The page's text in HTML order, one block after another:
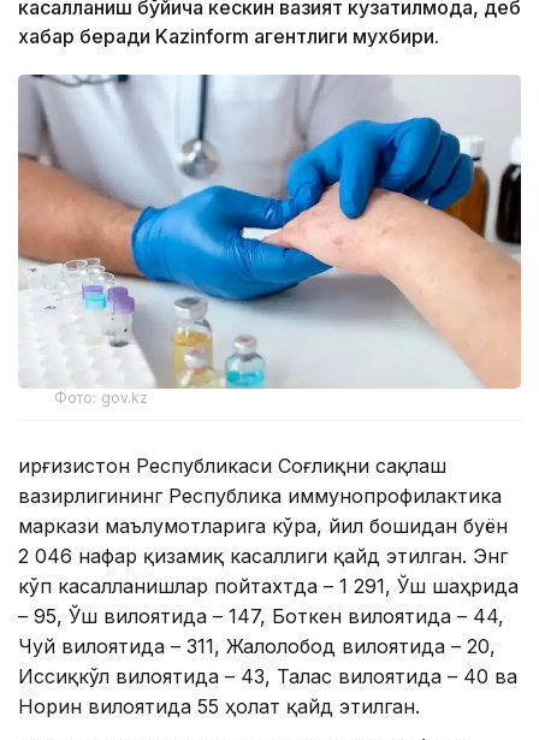
касалланиш бўйича кескин вазият кузатилмоқда, деб
хабар беради Kazinform агентлиги мухбири.
Фото: gov.kz
Қирғизистон Республикаси Соғлиқни сақлаш
вазирлигининг Республика иммунопрофилактика
маркази маълумотларига кўра, йил бошидан буён
2 046 нафар қизамиқ касаллиги қайд этилган. Энг
кўп касалланишлар пойтахтда – 1 291, Ўш шаҳрида
– 95, Ўш вилоятида – 147, Боткен вилоятида – 44,
Чуй вилоятида – 311, Жалолобод вилоятида – 20,
Иссиқкўл вилоятида – 43, Талас вилоятида – 40 ва
Норин вилоятида 55 ҳолат қайд этилган.